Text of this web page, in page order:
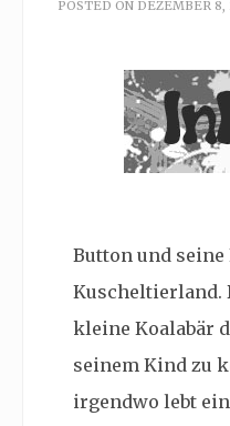
POSTED ON DEZEMBER 8,
Button und seine
Kuscheltierland.
kleine Koalabär
seinem Kind zu
irgendwo lebt